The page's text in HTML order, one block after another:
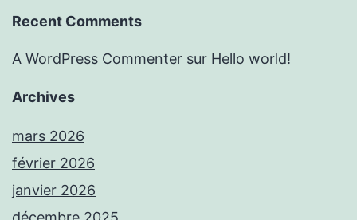
Recent Comments
A WordPress Commenter sur Hello world!
Archives
mars 2026
février 2026
janvier 2026